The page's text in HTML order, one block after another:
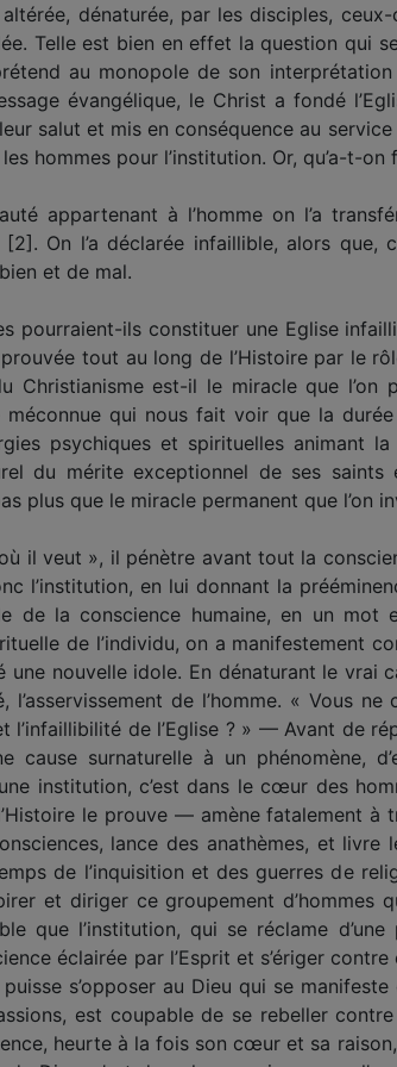
dénaturée, par les disciples,
Telle est bien en effet la question qui
au monopole de son
évangélique, le Christ a fondé
salut et mis en conséquence au
hommes pour l’institution. Or, qu’a-t-on
appartenant à l’homme on l’a
[2]. On l’a déclarée infaillible, alors
et de mal.
pourraient-ils constituer une Eglise
tout au long de l’Histoire par le
Christianisme est-il le miracle que
méconnue qui nous fait voir que la
psychiques et spirituelles animant
du mérite exceptionnel de ses
plus que le miracle permanent que l’on
il veut », il pénètre avant tout la
l’institution, en lui donnant la
de la conscience humaine, en un
de l’individu, on a manifestement
une nouvelle idole. En dénaturant le vrai
l’asservissement de l’homme. « Vous
l’infaillibilité de l’Eglise ? » — Avant de
cause surnaturelle à un phénomène,
institution, c’est dans le cœur des
le prouve — amène fatalement à
lance des anathèmes, et
de l’inquisition et des guerres de
et diriger ce groupement d’hommes
que l’institution, qui se réclame
éclairée par l’Esprit et s’ériger
s’opposer au Dieu qui se
est coupable de se rebeller
heurte à la fois son cœur et sa